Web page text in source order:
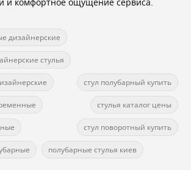
и комфортное ощущение сервиса.
дизайнерские
стулья
стул полубарный купить
стулья каталог цены
стул поворотный купить
полубарные стулья киев